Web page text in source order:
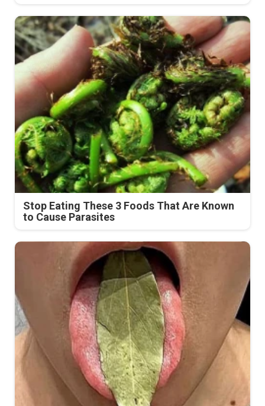
Stop Eating These 3 Foods That Are Known
to Cause Parasites